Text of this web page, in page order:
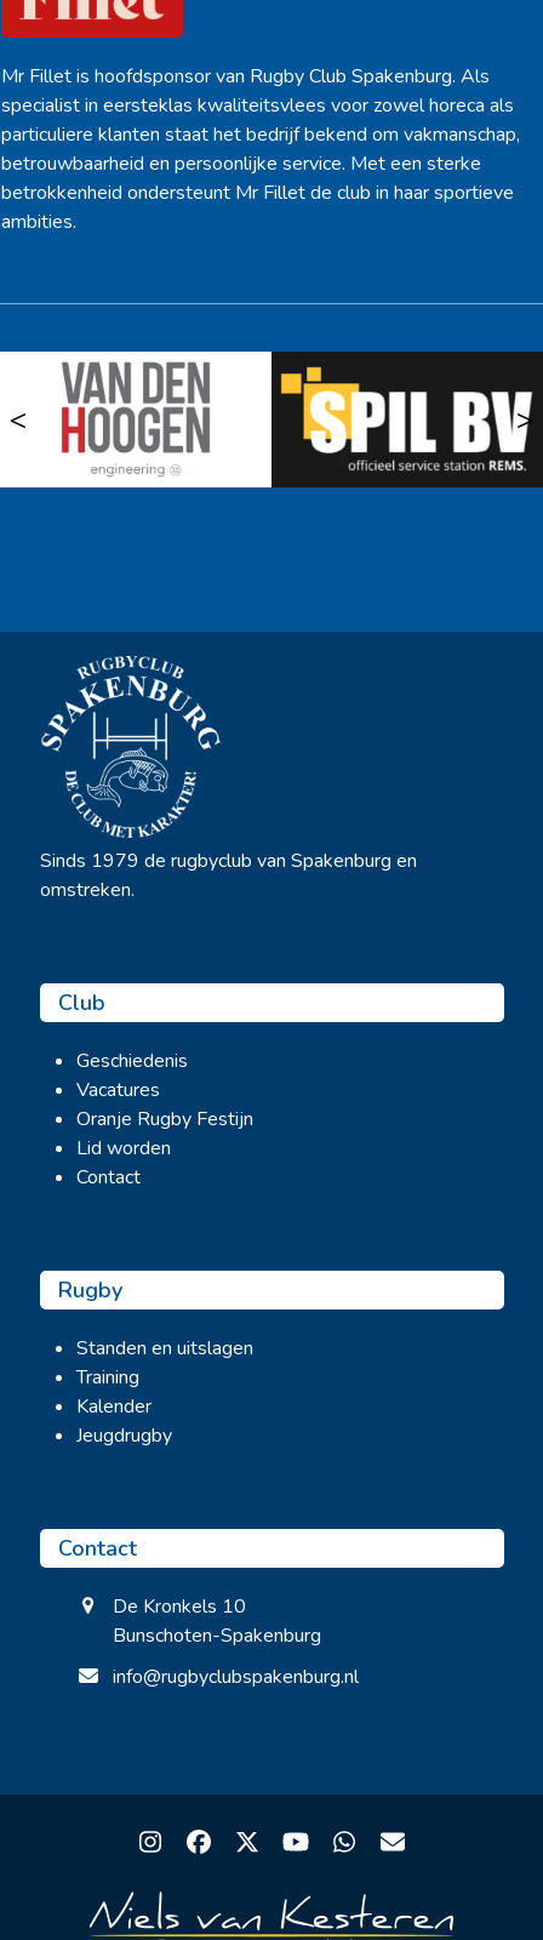
Mr Fillet is hoofdsponsor van Rugby Club Spakenburg. Als
specialist in eersteklas kwaliteitsvlees voor zowel horeca als
particuliere klanten staat het bedrijf bekend om vakmanschap,
betrouwbaarheid en persoonlijke service. Met een sterke
betrokkenheid ondersteunt Mr Fillet de club in haar sportieve
ambities.
< >
Sinds 1979 de rugbyclub van Spakenburg en
omstreken.
Club
Geschiedenis
Vacatures
Oranje Rugby Festijn
Lid worden
Contact
Rugby
Standen en uitslagen
Training
Kalender
Jeugdrugby
Contact
De Kronkels 10
Bunschoten-Spakenburg
info@rugbyclubspakenburg.nl
Instagram
Facebook
TwitterYouTubeWhatsapp
Email